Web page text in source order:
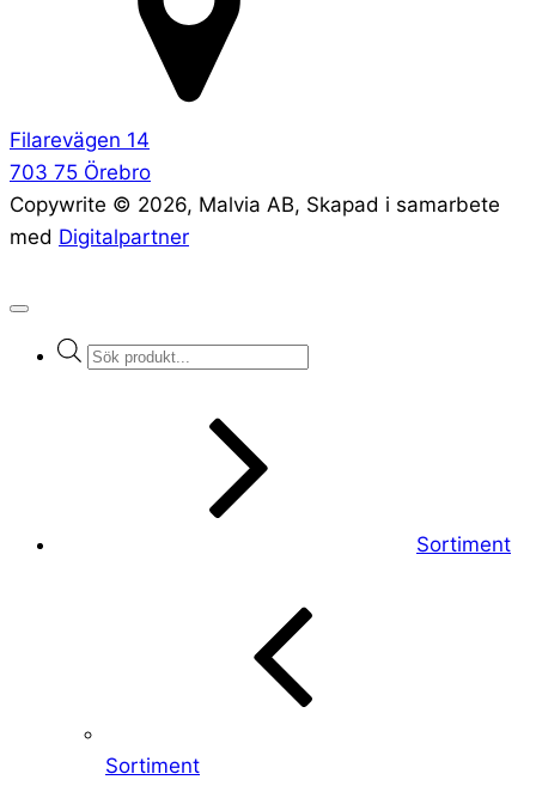
Filarevägen 14
703 75 Örebro
Copywrite © 2026, Malvia AB, Skapad i samarbete
med Digitalpartner
Products
Sortiment
Sortiment